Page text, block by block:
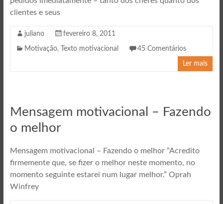
clientes e seus
juliano fevereiro 8, 2011
Motivação, Texto motivacional 45 Comentários
Ler mais
Mensagem motivacional – Fazendo
o melhor
Mensagem motivacional – Fazendo o melhor “Acredito
firmemente que, se fizer o melhor neste momento, no
momento seguinte estarei num lugar melhor.” Oprah
Winfrey